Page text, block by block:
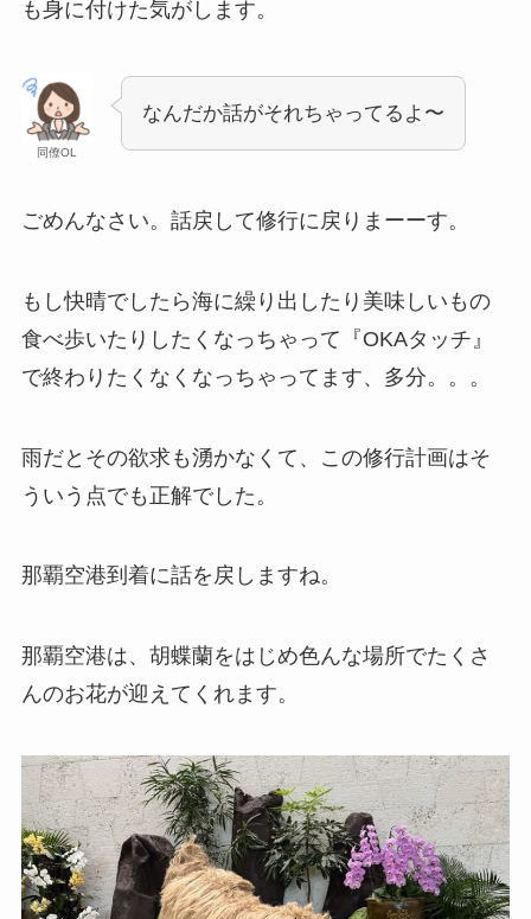
も身に付けた気がします。
同僚OL
なんだか話がそれちゃってるよ〜
ごめんなさい。話戻して修行に戻りまーーす。
もし快晴でしたら海に繰り出したり美味しいもの
食べ歩いたりしたくなっちゃって『OKAタッチ』
で終わりたくなくなっちゃってます、多分。。。
雨だとその欲求も湧かなくて、この修行計画はそ
ういう点でも正解でした。
那覇空港到着に話を戻しますね。
那覇空港は、胡蝶蘭をはじめ色んな場所でたくさ
んのお花が迎えてくれます。